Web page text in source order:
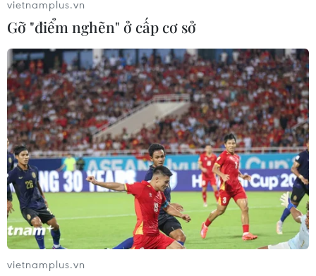
Giá vàng châu Á chiều 15/9 ổn định quanh
ngưỡng 1.800 USD
15/09/2021 09:29
Trong phiên giao dịch chiều 15/9, giá vàng giao ngay
đứng ở mức 1.802,21 USD/ounce, trong khi giá vàng kỳ
hạn của Mỹ giảm 0,2% xuống còn 1.804,30 USD/ounce.
vietnamplus.vn
Gỡ "điểm nghẽn" ở cấp cơ sở
vietnamplus.vn